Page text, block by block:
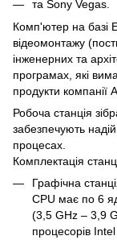
та Sony Vegas.
Комп'ютер на базі
відеомонтажу
інженерних та
програмах, які
продукти компанії
Робоча станція
забезпечують
процесах.
Комплектація
Графічна
CPU має по 6
(3,5 GHz – 3,9
процесорів